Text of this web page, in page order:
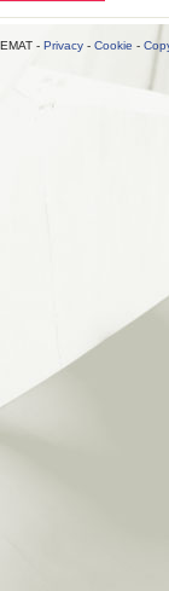
- Privacy - Cookie -